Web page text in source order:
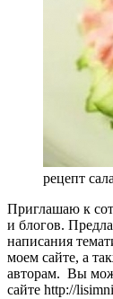
рецепт
Приглашаю к
и блогов.
написания
моем сайте, а
авторам. Вы
сайте http://